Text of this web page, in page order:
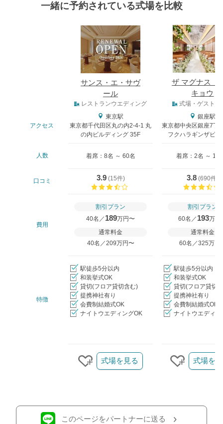
一緒に予約されている式場を比較
サンス・エ・サヴ
ール
ザ マグナス
キョウ
レストランウエディング 式場・ゲストハ
アクセス
東京駅
東京都千代田区丸の内2-4-1 丸
の内ビルディング 35F
銀座駅
東京都中央区銀座7
フクハラギンザビ
人数 着席：8名 ～ 60名 着席：2名 ～
口コミ 3.9(15件)
3.8 (690件
費用
割引プラン
40名／ 189万円〜
通常料金
40名／209万円〜
割引プラン
60名／ 193万円
通常料金
60名／325万円
特徴
駅徒歩5分以内
和装挙式OK
貸切(フロア貸切含む)
提携神社有り
会費制結婚式OK
ナイトウエディングOK
駅徒歩5分以内
和装挙式OK
貸切(フロア貸切
提携神社有り
会費制結婚式OK
ナイトウエディン
クリップする
式場を見る
クリップ
式場を
このページをパートナーに送る